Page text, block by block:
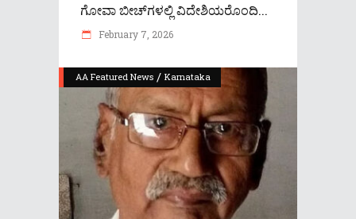
ಗೋವಾ ಬೀಚ್‌ಗಳಲ್ಲಿ ವಿದೇಶಿಯರೊಂದಿ...
February 7, 2026
AA Featured News / Karnataka